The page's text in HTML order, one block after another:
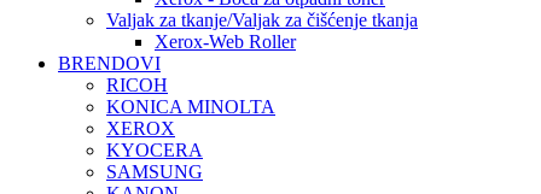
Valjak za tkanje/Valjak za čišćenje tkanja
Xerox-Web Roller
BRENDOVI
RICOH
KONICA MINOLTA
XEROX
KYOCERA
SAMSUNG